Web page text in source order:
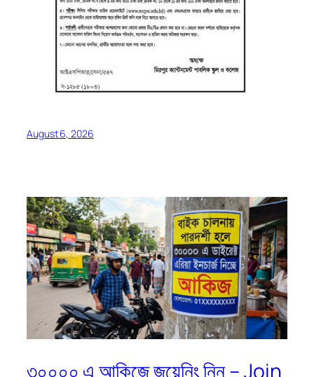
August 6, 2026
৩০০০০ এ আকিজে জয়েনিং নিন – Join